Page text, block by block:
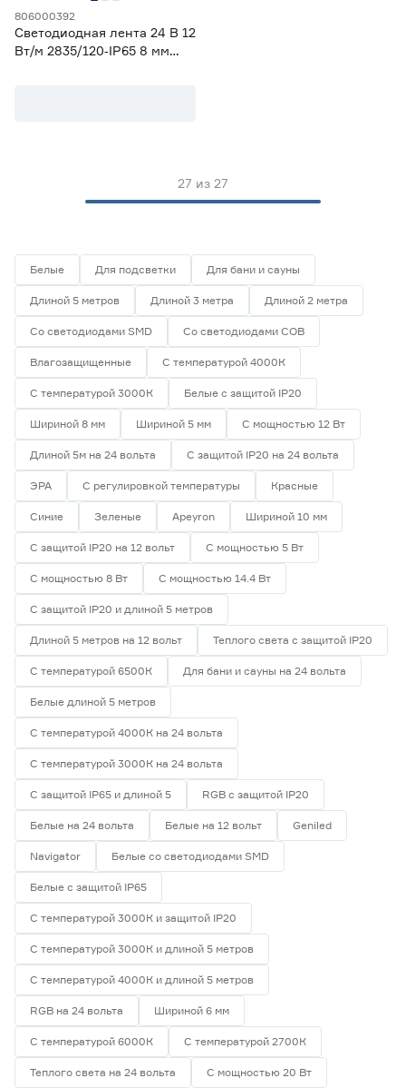
806000392
Светодиодная лента 24 В 12
Вт/м 2835/120‑IP65 8 мм
27 из 27
Белые Для подсветки Для бани и сауны
Длиной 5 метров Длиной 3 метра Длиной 2 метра
Со светодиодами SMD Со светодиодами СОВ
Влагозащищенные С температурой 4000К
С температурой 3000К Белые с защитой IP20
Шириной 8 мм Шириной 5 мм С мощностью 12 Вт
Длиной 5м на 24 вольта С защитой IP20 на 24 вольта
ЭРА С регулировкой температуры Красные
Синие Зеленые Apeyron Шириной 10 мм
С защитой IP20 на 12 вольт С мощностью 5 Вт
С мощностью 8 Вт С мощностью 14.4 Вт
С защитой IP20 и длиной 5 метров
Длиной 5 метров на 12 вольт Теплого света с защитой IP20
С температурой 6500К Для бани и сауны на 24 вольта
Белые длиной 5 метров
С температурой 4000К на 24 вольта
С температурой 3000К на 24 вольта
С защитой IP65 и длиной 5 RGB с защитой IP20
Белые на 24 вольта Белые на 12 вольт Geniled
Navigator Белые со светодиодами SMD
Белые с защитой IP65
С температурой 3000К и защитой IP20
С температурой 3000К и длиной 5 метров
С температурой 4000К и длиной 5 метров
RGB на 24 вольта Шириной 6 мм
С температурой 6000К С температурой 2700К
Теплого света на 24 вольта С мощностью 20 Вт